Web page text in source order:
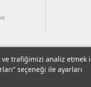
trafiğimizi analiz etmek
seçeneği ile ayarları